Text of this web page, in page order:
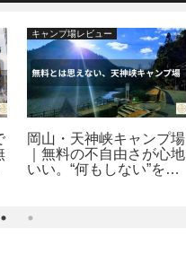
キャンプ場レビュー
岡山・天神峡キャンプ場
｜無料の不自由さが心地
いい。“何もしない”を極